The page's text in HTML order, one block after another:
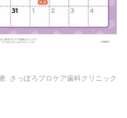
: さっぽろプロケア歯科クリニック